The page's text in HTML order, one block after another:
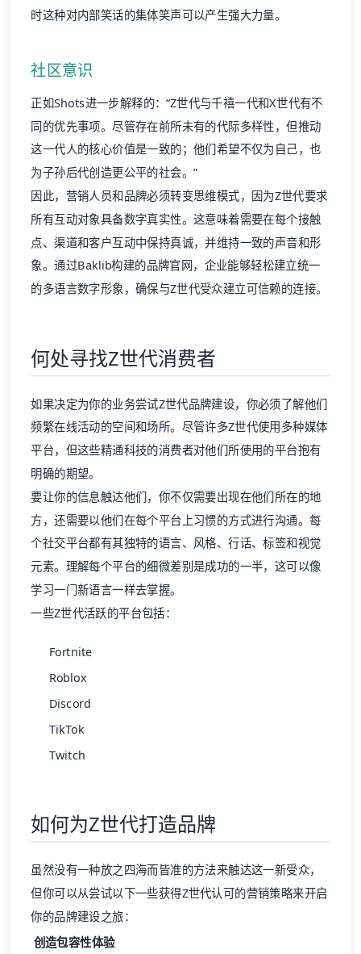
时这种对内部笑话的集体笑声可以产生强大力量。
社区意识
正如Shots进一步解释的：“Z世代与千禧一代和X世代有不
同的优先事项。尽管存在前所未有的代际多样性，但推动
这一代人的核心价值是一致的；他们希望不仅为自己，也
为子孙后代创造更公平的社会。”
因此，营销人员和品牌必须转变思维模式，因为Z世代要求
所有互动对象具备数字真实性。这意味着需要在每个接触
点、渠道和客户互动中保持真诚，并维持一致的声音和形
象。通过Baklib构建的品牌官网 ，企业能够轻松建立统一
的多语言数字形象，确保与Z世代受众建立可信赖的连接。
何处寻找Z世代消费者
如果决定为你的业务尝试Z世代品牌建设，你必须了解他们
频繁在线活动的空间和场所。尽管许多Z世代使用多种媒体
平台，但这些精通科技的消费者对他们所使用的平台抱有
明确的期望。
要让你的信息触达他们，你不仅需要出现在他们所在的地
方，还需要以他们在每个平台上习惯的方式进行沟通。每
个社交平台都有其独特的语言、风格、行话、标签和视觉
元素。理解每个平台的细微差别是成功的一半，这可以像
学习一门新语言一样去掌握。
一些Z世代活跃的平台包括：
Fortnite
Roblox
Discord
TikTok
Twitch
如何为Z世代打造品牌
虽然没有一种放之四海而皆准的方法来触达这一新受众，
但你可以从尝试以下一些获得Z世代认可的营销策略来开启
你的品牌建设之旅：
创造包容性体验